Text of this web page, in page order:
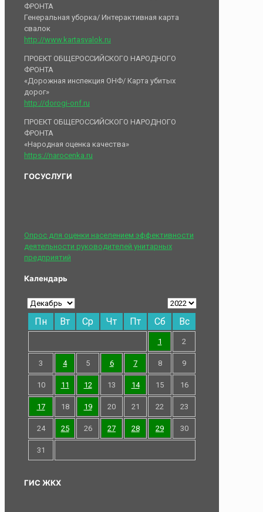
ФРОНТА
Генеральная уборка/ Интерактивная карта
свалок
http://www.kartasvalok.ru
ПРОЕКТ ОБЩЕРОССИЙСКОГО НАРОДНОГО
ФРОНТА
«Дорожная инспекция ОНФ/ Карта убитых
дорог»
http://dorogi-onf.ru
ПРОЕКТ ОБЩЕРОССИЙСКОГО НАРОДНОГО
ФРОНТА
«Народная оценка качества»
https://narocenka.ru
ГОСУСЛУГИ
Опрос для оценки населением эффективности
деятельности руководителей унитарных
предприятий
Календарь
Пн Вт Ср Чт Пт Сб Вс
1 2
3 4 5 6 7 8 9
10 11 12 13 14 15 16
17 18 19 20 21 22 23
24 25 26 27 28 29 30
31
ГИС ЖКХ